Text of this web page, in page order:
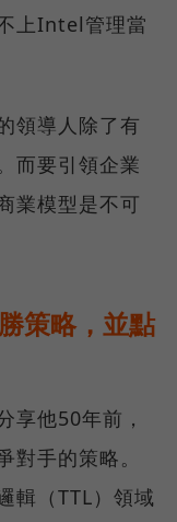
上Intel管理當
領導人除了有
而要引領企業
業模型是不可
策略，並點
享他50年前，
對手的策略。
輯（TTL）領域